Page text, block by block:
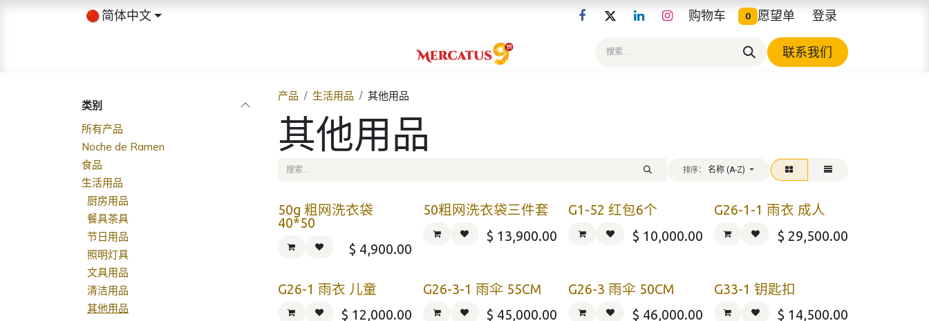
简体中文 购物车 0 愿望单 登录
联系我们
类别
所有产品
Noche de Ramen
食品
生活用品
厨房用品
餐具茶具
节日用品
照明灯具
文具用品
清洁用品
其他用品
产品 生活用品 其他用品
其他用品
排序： 名称 (A-Z)
50g 粗网洗衣袋
40*50
$ 4,900.00
50粗网洗衣袋三件套
$ 13,900.00
G1-52 红包6个
$ 10,000.00
G26-1-1 雨衣 成人
$ 29,500.00
G26-1 雨衣 儿童
$ 12,000.00
G26-3-1 雨伞 55CM
$ 45,000.00
G26-3 雨伞 50CM
$ 46,000.00
G33-1 钥匙扣
$ 14,500.00